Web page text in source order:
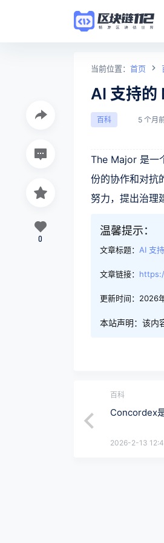
当前位置： 首页
AI 支持的
百科 5 个月
The Major 是一
份的协作和对抗
努力，提出治理
温馨提示：
文章标题： AI 支
文章链接：
更新时间：2026
本站声明：该内
0
百科
Concordex
2026-2-13